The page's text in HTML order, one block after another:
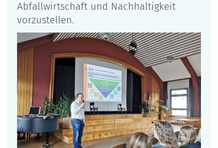
Abfallwirtschaft und Nachhaltigkeit
vorzustellen.